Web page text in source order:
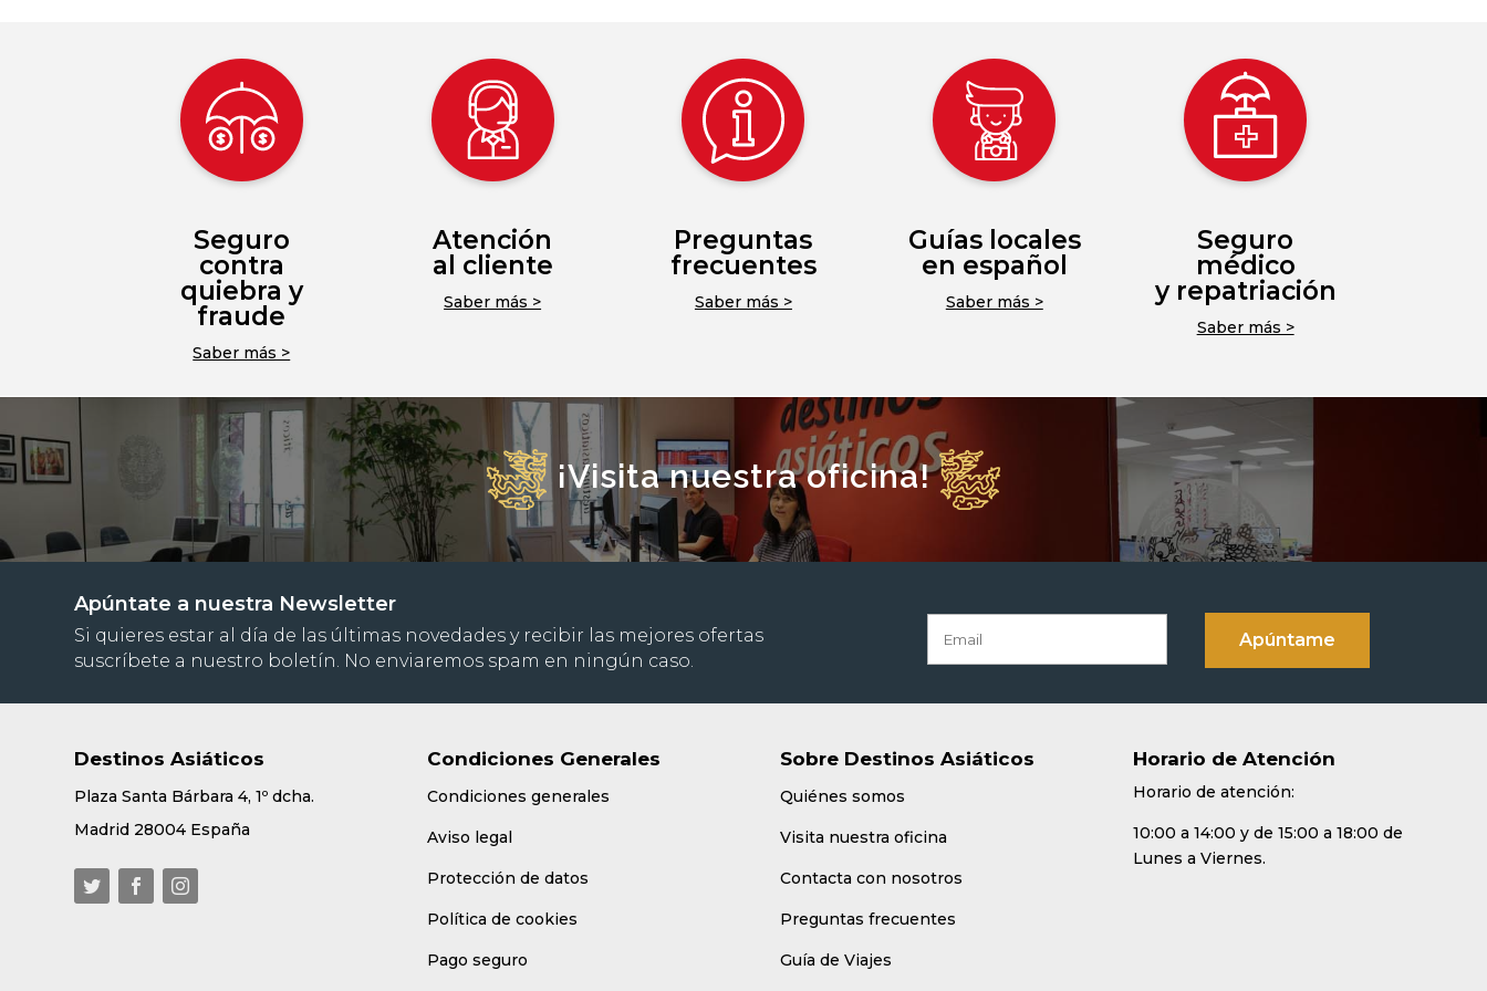
Seguro
contra
quiebra y
fraude
Saber más >
Atención
al cliente
Saber más >
Preguntas
frecuentes
Saber más >
Guías locales
en español
Saber más >
Seguro
médico
y repatriación
Saber más >
¡Visita nuestra oficina!
Apúntate a nuestra Newsletter
Si quieres estar al día de las últimas novedades y recibir las mejores ofertas
suscríbete a nuestro boletín. No enviaremos spam en ningún caso.
Destinos Asiáticos
Plaza Santa Bárbara 4, 1º dcha.
Madrid 28004 España
Condiciones Generales
Condiciones generales
Aviso legal
Protección de datos
Política de cookies
Pago seguro
Sobre Destinos Asiáticos
Quiénes somos
Visita nuestra oficina
Contacta con nosotros
Preguntas frecuentes
Guía de Viajes
Horario de Atención
Horario de atención:
10:00 a 14:00 y de 15:00 a 18:00 de
Lunes a Viernes.